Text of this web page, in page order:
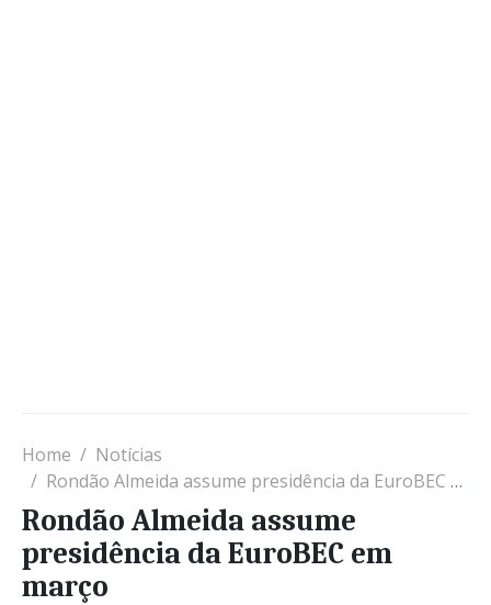
Home
Notícias
Rondão Almeida assume presidência da EuroBEC em março
Rondão Almeida assume
presidência da EuroBEC em
março